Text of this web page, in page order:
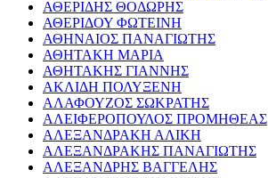
ΑΘΕΡΙΔΗΣ ΘΟΔΩΡΗΣ
ΑΘΕΡΙΔΟΥ ΦΩΤΕΙΝΗ
ΑΘΗΝΑΙΟΣ ΠΑΝΑΓΙΩΤΗΣ
ΑΘΗΤΑΚΗ ΜΑΡΙΑ
ΑΘΗΤΑΚΗΣ ΓΙΑΝΝΗΣ
ΑΚΛΙΔΗ ΠΟΛΥΞΕΝΗ
ΑΛΑΦΟΥΖΟΣ ΣΩΚΡΑΤΗΣ
ΑΛΕΙΦΕΡΟΠΟΥΛΟΣ ΠΡΟΜΗΘΕΑΣ
ΑΛΕΞΑΝΔΡΑΚΗ ΑΛΙΚΗ
ΑΛΕΞΑΝΔΡΑΚΗΣ ΠΑΝΑΓΙΩΤΗΣ
ΑΛΕΞΑΝΔΡΗΣ ΒΑΓΓΕΛΗΣ